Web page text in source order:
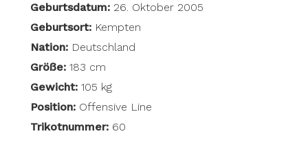
Geburtsdatum: 26. Oktober 2005
Geburtsort: Kempten
Nation:Deutschland
Größe:183 cm
Gewicht:105 kg
Position:Offensive Line
Trikotnummer: 60